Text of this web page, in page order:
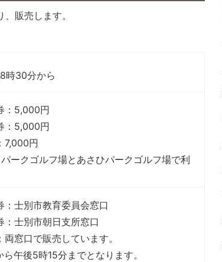
販売します。
時30分から
：5,000円
：5,000円
7,000円
ークゴルフ場とあさひパークゴルフ場で利
士別市教育委員会窓口
：士別市朝日支所窓口
窓口で販売しています。
午後5時15分までとなります。